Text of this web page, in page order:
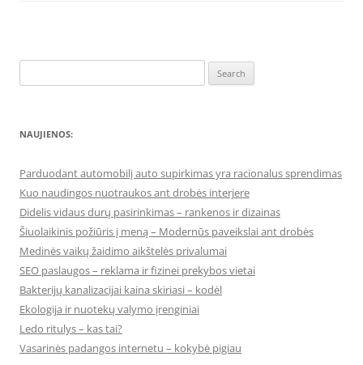
for:
NAUJIENOS:
Parduodant automobilį auto supirkimas yra racionalus sprendimas
Kuo naudingos nuotraukos ant drobės interjere
Didelis vidaus durų pasirinkimas – rankenos ir dizainas
Šiuolaikinis požiūris į meną – Modernūs paveikslai ant drobės
Medinės vaikų žaidimo aikštelės privalumai
SEO paslaugos – reklama ir fizinei prekybos vietai
Bakterijų kanalizacijai kaina skiriasi – kodėl
Ekologija ir nuotekų valymo įrenginiai
Ledo ritulys – kas tai?
Vasarinės padangos internetu – kokybė pigiau